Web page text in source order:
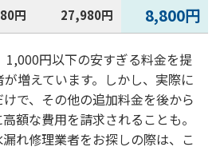
円 27,980円 8,800円
1,000円以下の安すぎる料金を提
増えています。しかし、実際に
で、その他の追加料金を後から
額な費用を請求されることも。
れ修理業者をお探しの際は、こ